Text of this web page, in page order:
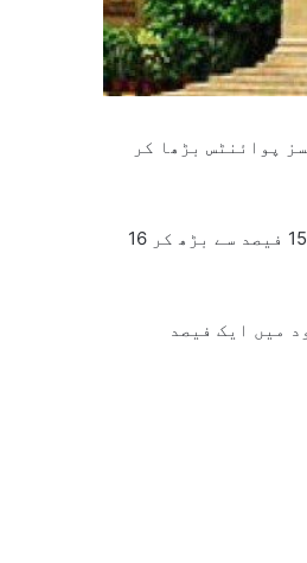
نے مانیٹری پالیسی کا اعلان کردیا اورپالیسی ریٹ 100 بیسسز پوائنٹس بڑھا کر
اسٹیٹ بینک اعلامیے کے مطابق اسٹیٹ بینک نے شرح سود ایک فیصد بڑھا دیا جس کے بعد 15 فیصد سے بڑھ کر 16
میں ایک فیصد